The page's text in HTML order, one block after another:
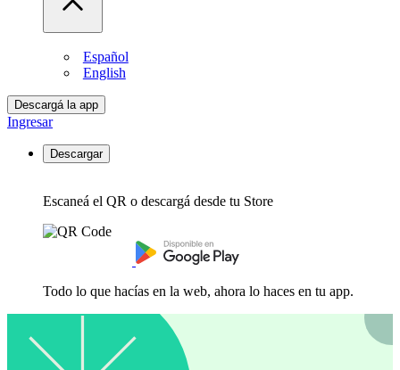
Español
English
Descargá la app
Ingresar
Descargar
Escaneá el QR o descargá desde tu Store
Todo lo que hacías en la web, ahora lo haces en tu app.